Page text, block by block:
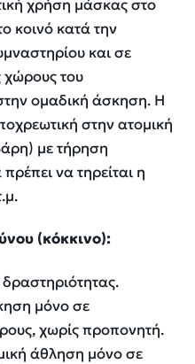
χρήση μάσκας στο
κοινό κατά την
και σε
χώρους του
ομαδική άσκηση. Η
στην ατομική
με τήρηση
να τηρείται η
(κόκκινο):
μόνο σε
χωρίς προπονητή.
άθληση μόνο σε